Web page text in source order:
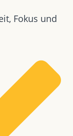
Fokus und